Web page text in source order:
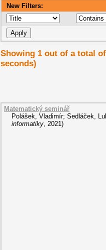
New Filters:
Showing 1 out of a total
seconds)
Matematický seminář
Polášek, Vladimír; Sedláček,
informatiky 2021 )